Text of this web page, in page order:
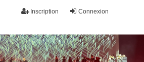
Connexion
Inscription